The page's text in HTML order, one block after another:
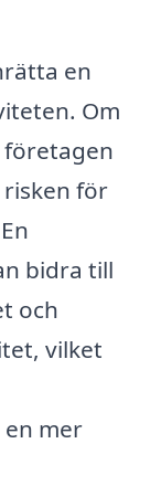
en
Om
risken för
bidra till
och
vilket
mer